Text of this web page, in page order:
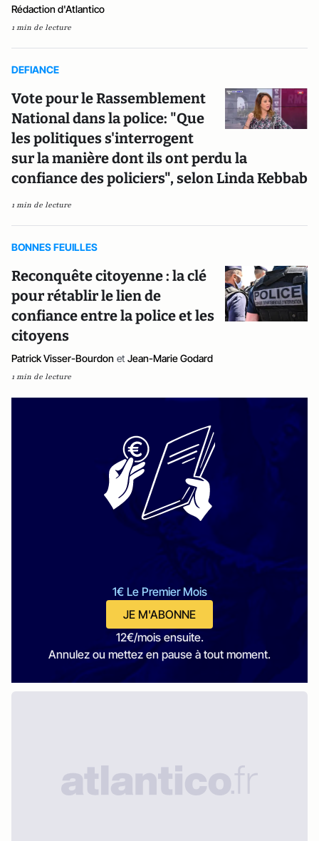
Rédaction d'Atlantico
1 min de lecture
DEFIANCE
Vote pour le Rassemblement
National dans la police: "Que
les politiques s'interrogent
sur la manière dont ils ont perdu la
confiance des policiers", selon Linda Kebbab
1 min de lecture
BONNES FEUILLES
Reconquête citoyenne : la clé
pour rétablir le lien de
confiance entre la police et les
citoyens
Patrick Visser-Bourdon et Jean-Marie Godard
1 min de lecture
1€ Le Premier Mois
JE M'ABONNE
12€/mois ensuite.
Annulez ou mettez en pause à tout moment.